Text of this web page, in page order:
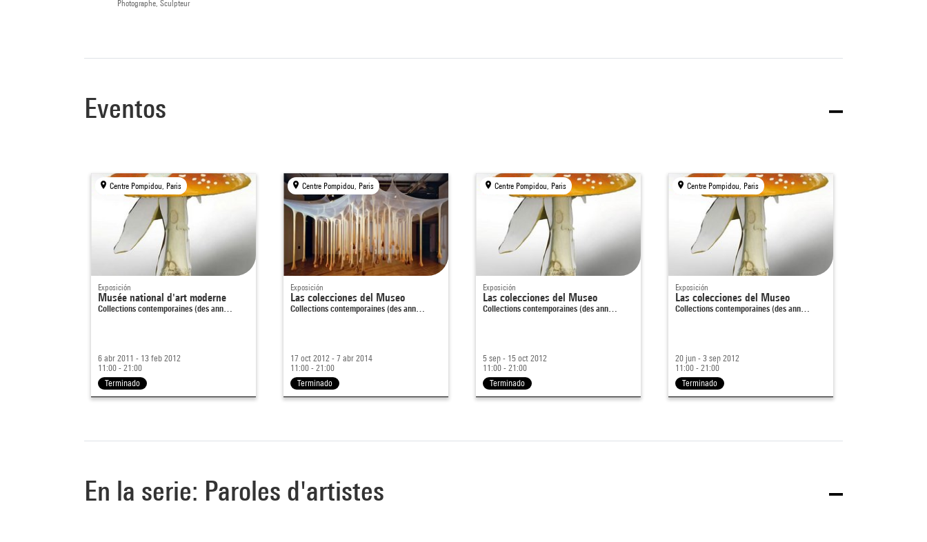
Photographe, Sculpteur
Eventos
Centre Pompidou, Paris
Exposición
Musée national d'art moderne
Collections contemporaines (des ann…
6 abr 2011 - 13 feb 2012
11:00 - 21:00
Terminado
Centre Pompidou, Paris
Exposición
Las colecciones del Museo
Collections contemporaines (des ann…
17 oct 2012 - 7 abr 2014
11:00 - 21:00
Terminado
Centre Pompidou, Paris
Exposición
Las colecciones del Museo
Collections contemporaines (des ann…
5 sep - 15 oct 2012
11:00 - 21:00
Terminado
Centre Pompidou, Paris
Exposición
Las colecciones del Museo
Collections contemporaines (des ann…
20 jun - 3 sep 2012
11:00 - 21:00
Terminado
En la serie: Paroles d'artistes